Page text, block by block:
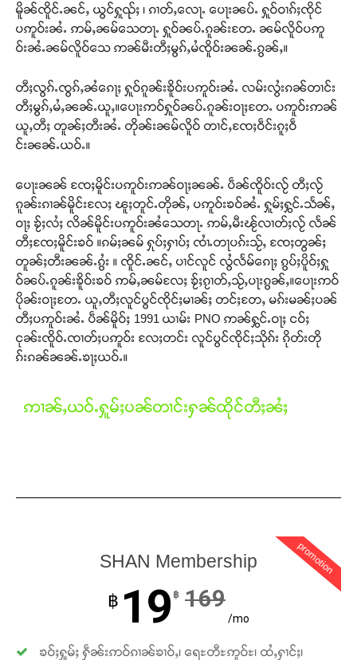
Support SHAN
တႃႇႁႂ်ႈသဵင်ၵၢင်ၸႂ်ၵူၼ်းမိူင်း ၵူႈတီႈၵူႈလႅၼ်ပေႃးတေၸွ
တ်ႇ တူဝ်ႈလုမ်ႈၾႃႉၼၼ်ႉ ၶဝ်ႈႁူမ်ႈၵမ်ႉထႅမ် ၸုမ်းၶၢ
ဝ်ႇၽူႈတွႆႇႁွၵ်ႈ လႆႈယူႇၶႃႈဢေႃႈ။
မိူၼ်ၸိူင်ႉၼင်ႇ ယွင်ႁူၺ်ႈ ၊ ၵၢတ်ႇလေႃႉ ပေႃးၼပ်ႉ ႁူဝ်ဝၢၵ်ႈၸိုင်
ပဢူဝ်းၼႆႉ ဢမ်ႇၼမ်သေတႃႉ ႁူဝ်ၼပ်ႉၵူၼ်းတႄႉ ၼမ်လိူဝ်ပဢူ
ဝ်းၼႆႉၼမ်လိူဝ်သေ ဢၼ်မီးတီႈမွၵ်ႇမႆၸိူဝ်းၼၼ်ႉၵွၼ်ႇ။
တီႈလွၵ်ႉၸွၵ်ႇၼႆၵေႃႈ ႁူဝ်ၵူၼ်းၶိူဝ်းပဢူဝ်းၼႆႉ လမ်းလွႆးၵၼ်တၢင်း
တီႈမွၵ်ႇမႆႇၼၼ်ႉယူႇ။ပေႃးဢဝ်ႁူဝ်ၼပ်ႉၵူၼ်းဝႃႈတႄႉ ပဢူဝ်းဢၼ်
ယူႇတီႈ တူၼ်ႈတီးၼႆႉ တိုၼ်းၼမ်လိူဝ် တၢင်ႇၸႄႈဝဵင်းၵူႈဝဵ
င်းၼၼ်ႉယဝ်ႉ။
ပေႃးၼၼ် ၸႄႈမိူင်းပဢူဝ်းဢၼ်ဝႃႈၼၼ်ႉ ပဵၼ်ၸိူဝ်းလႂ် တီႈလႂ်
ၵူၼ်းၵၢၼ်မိူင်းလႄႈ ၽူႈတူင်ႉတိုၼ်ႇ ပဢူဝ်းၶဝ်ၼႆႉ ႁူမ်ႈႁွင်ႉသႅၼ်ႇ
ဝႃႈ ၶႂ်ႈလႆႈ လိၼ်မိူင်းပဢူဝ်းၼႆသေတႃႉ ဢမ်ႇမီးၽႂ်လၢတ်ႈလႂ် လႅၼ်
တီႈၸႄႈမိူင်းၶဝ် ။ၵမ်ႈၼမ် ႁုပ်ႈႁၢပ်ႈ ၸၢႆႉတႃပၵ်းသႂ်ႇ ၸႄႈတွၼ်ႈ
တူၼ်ႈတီးၼၼ်ႉၵွႆး ။ ၸိူင်ႉၼင်ႇ ပၢင်လူင် လွႆလႅမ်ၵေႃႈ ၵွပ်ႈပိူဝ်ႈႁူ
ဝ်ၼပ်ႉၵူၼ်းၶိူဝ်းၶဝ် ဢမ်ႇၼမ်လႄႈ ၶႂ်ႈၵႂၢတ်ႇသႂ်ႇပႃးၵွၼ်ႇ။ပေႃးဢဝ်
ပိုၼ်းဝႃႈတႄႉ ယူႇတီႈလူင်ပွင်ၸိုင်ႈမၢၼ်ႈ တင်ႈတႄႇ မၵ်းမၼ်ႈပၼ်
တီႈပဢူဝ်းၼႆႉ ပဵၼ်မိူဝ်ႈ 1991 ယၢမ်း PNO ဢၼ်ႁွင်ႉဝႃႈ ငဝ်ႈ
ငုၼ်းၸိူဝ်ႉၸၢတ်ႈပဢူဝ်း လႄႈတင်း လူင်ပွင်ၸိုင်ႈသိုၵ်း ၵိုတ်းတို
ၵ်းၵၼ်ၼၼ်ႉၶႃႈယဝ်ႉ။
ဢၢၼ်ႇယဝ်ႉႁူမ်ႈပၼ်တၢင်းႁၼ်ထိုင်တီႈၼႆႈ
promotion
SHAN Membership
฿ 19 ฿ 169
/mo
ၶဝ်ႈႁူမ်ႈ ႁဵၼ်းဢဝ်ၵၢၼ်ၶၢဝ်ႇ၊ ရေႊတီႊဢူဝ်ႊ၊ ထႆႇႁၢင်ႈ၊